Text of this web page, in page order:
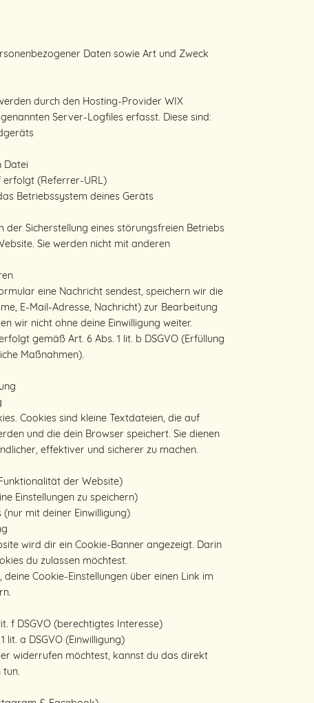
Daten sowie Art und Zweck
durch den Hosting-Provider WIX
Server-Logfiles erfasst. Diese sind:
Datei
(Referrer-URL)
Betriebssystem deines Geräts
der Sicherstellung eines störungsfreien Betriebs
Sie werden nicht mit anderen
eine Nachricht sendest, speichern wir die
E-Mail-Adresse, Nachricht) zur Bearbeitung
wir nicht ohne deine Einwilligung weiter.
gemäß Art. 6 Abs. 1 lit. b DSGVO (Erfüllung
Maßnahmen).
Cookies sind kleine Textdateien, die auf
und die dein Browser speichert. Sie dienen
effektiver und sicherer zu machen.
der Website)
Einstellungen zu speichern)
mit deiner Einwilligung)
wird dir ein Cookie-Banner angezeigt. Darin
du zulassen möchtest.
Cookie-Einstellungen über einen Link im
f DSGVO (berechtigtes Interesse)
lit. a DSGVO (Einwilligung)
widerrufen möchtest, kannst du das direkt
tun.